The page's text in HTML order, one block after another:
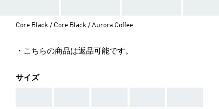
Core Black / Core Black / Aurora Coffee
・こちらの商品は返品可能です。
サイズ